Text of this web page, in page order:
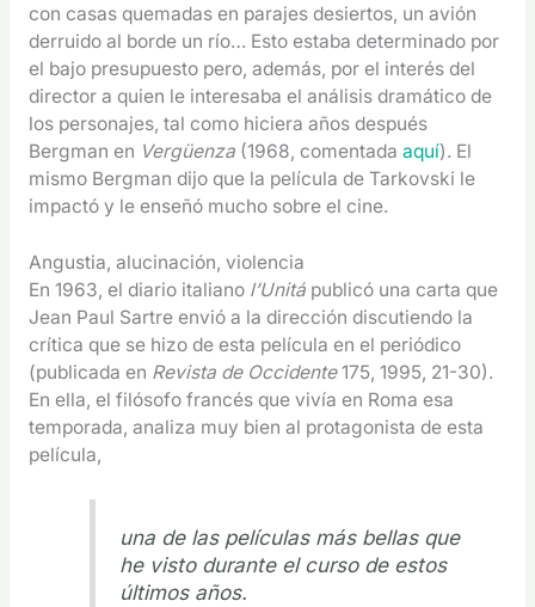
con casas quemadas en parajes desiertos, un avión
derruido al borde un río… Esto estaba determinado por
el bajo presupuesto pero, además, por el interés del
director a quien le interesaba el análisis dramático de
los personajes, tal como hiciera años después
Bergman en Vergüenza(1968, comentada aquí). El
mismo Bergman dijo que la película de Tarkovski le
impactó y le enseñó mucho sobre el cine.
Angustia, alucinación, violencia
En 1963, el diario italiano l’Unitápublicó una carta que
Jean Paul Sartre envió a la dirección discutiendo la
crítica que se hizo de esta película en el periódico
(publicada en Revista de Occidente175, 1995, 21-30).
En ella, el filósofo francés que vivía en Roma esa
temporada, analiza muy bien al protagonista de esta
película,
una de las películas más bellas que
he visto durante el curso de estos
últimos años.